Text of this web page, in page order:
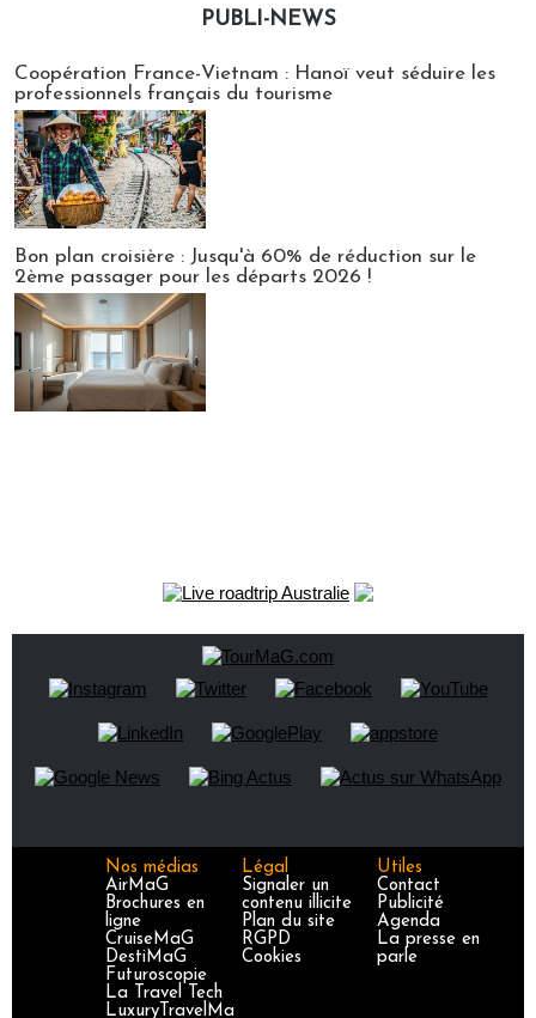
PUBLI-NEWS
Coopération France-Vietnam : Hanoï veut séduire les
professionnels français du tourisme
Bon plan croisière : Jusqu'à 60% de réduction sur le
2ème passager pour les départs 2026 !
Nos médias
AirMaG
Brochures en
ligne
CruiseMaG
DestiMaG
Futuroscopie
La Travel Tech
LuxuryTravelMa
Légal
Signaler un
contenu illicite
Plan du site
RGPD
Cookies
Utiles
Contact
Publicité
Agenda
La presse en
parle